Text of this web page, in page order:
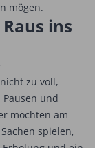
mögen.
ins
zu voll,
und
möchten am
spielen,